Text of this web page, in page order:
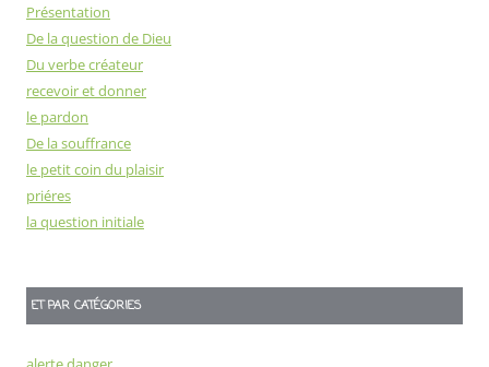
Présentation
De la question de Dieu
Du verbe créateur
recevoir et donner
le pardon
De la souffrance
le petit coin du plaisir
priéres
la question initiale
ET PAR CATÉGORIES